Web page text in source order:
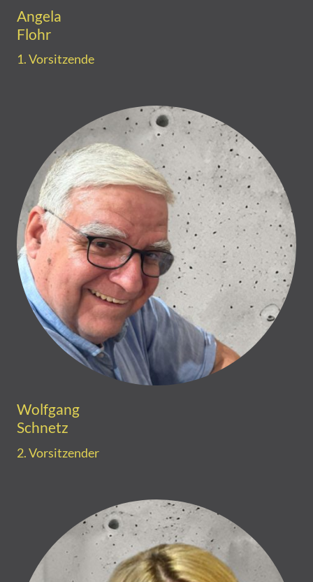
Angela
Flohr
1. Vorsitzende
Wolfgang
Schnetz
2. Vorsitzender